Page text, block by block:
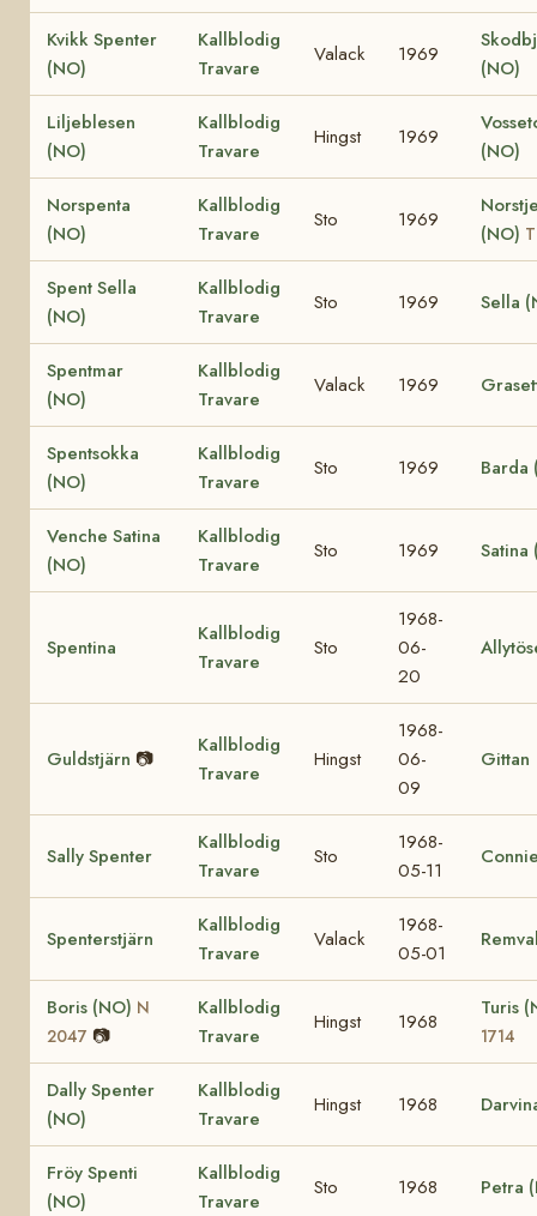
Kvikk Spenter
(NO)
Kallblodig
Travare
Valack 1969
(NO)
Liljeblesen
(NO)
Kallblodig
Travare
Hingst 1969
(NO)
Norspenta
(NO)
Kallblodig
Travare
Sto 1969
(NO)
Spent Sella
(NO)
Kallblodig
Travare
Sto 1969 Sella
Spentmar
(NO)
Kallblodig
Travare
Valack 1969
Spentsokka
(NO)
Kallblodig
Travare
Sto 1969 Barda
Venche Satina
(NO)
Kallblodig
Travare
Sto 1969 Satina
Spentina
Kallblodig
Travare
Sto
1968-
06-
20
Guldstjärn 📷
Kallblodig
Travare
Hingst
1968-
06-
09
Gittan
Sally Spenter
Kallblodig
Travare
Sto
1968-
05-11
Spenterstjärn
Kallblodig
Travare
Valack
1968-
05-01
Boris (NO) N
2047 📷
Kallblodig
Travare
Hingst 1968
Turis
1714
Dally Spenter
(NO)
Kallblodig
Travare
Hingst 1968
Fröy Spenti
(NO)
Kallblodig
Travare
Sto 1968 Petra